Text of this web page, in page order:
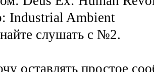
Industrial Ambient
слушать с №2.
оставлять простое